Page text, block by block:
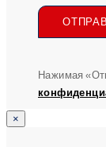
Нажимая
×